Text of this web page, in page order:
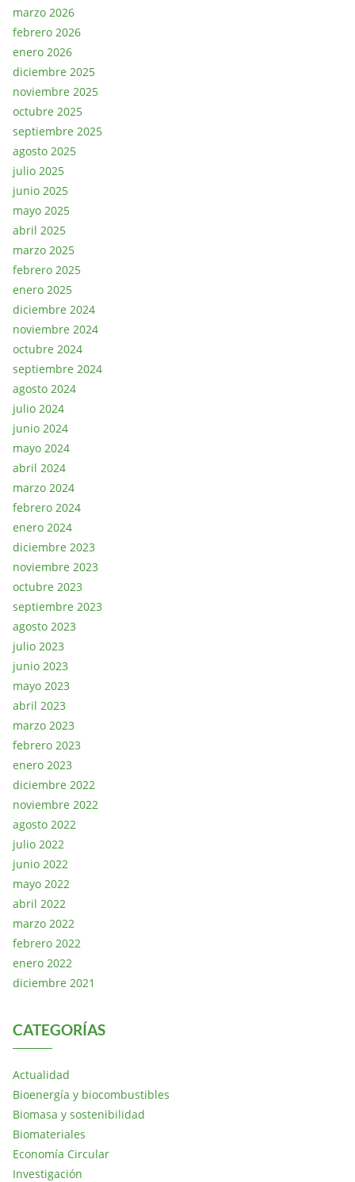
marzo 2026
febrero 2026
enero 2026
diciembre 2025
noviembre 2025
octubre 2025
septiembre 2025
agosto 2025
julio 2025
junio 2025
mayo 2025
abril 2025
marzo 2025
febrero 2025
enero 2025
diciembre 2024
noviembre 2024
octubre 2024
septiembre 2024
agosto 2024
julio 2024
junio 2024
mayo 2024
abril 2024
marzo 2024
febrero 2024
enero 2024
diciembre 2023
noviembre 2023
octubre 2023
septiembre 2023
agosto 2023
julio 2023
junio 2023
mayo 2023
abril 2023
marzo 2023
febrero 2023
enero 2023
diciembre 2022
noviembre 2022
agosto 2022
julio 2022
junio 2022
mayo 2022
abril 2022
marzo 2022
febrero 2022
enero 2022
diciembre 2021
CATEGORÍAS
Actualidad
Bioenergía y biocombustibles
Biomasa y sostenibilidad
Biomateriales
Economía Circular
Investigación